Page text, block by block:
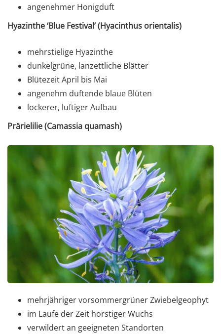
angenehmer Honigduft
Hyazinthe ‘Blue Festival’ (Hyacinthus orientalis)
mehrstielige Hyazinthe
dunkelgrüne, lanzettliche Blätter
Blütezeit April bis Mai
angenehm duftende blaue Blüten
lockerer, luftiger Aufbau
Prärielilie (Camassia quamash)
mehrjähriger vorsommergrüner Zwiebelgeophyt
im Laufe der Zeit horstiger Wuchs
verwildert an geeigneten Standorten